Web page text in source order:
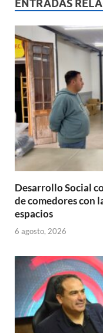
A
p
p
o
o
ENTRADAS
Desarrollo Social
de comedores con
espacios
6 agosto, 2026